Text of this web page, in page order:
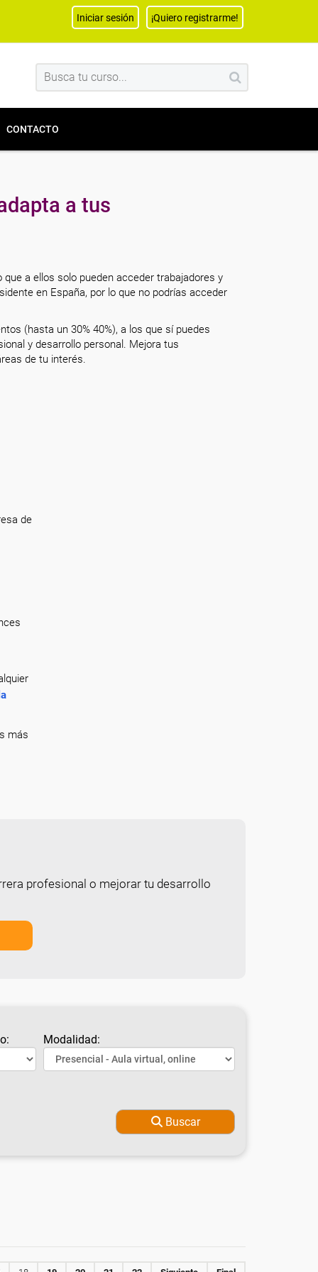
Iniciar sesión ¡Quiero registrarme!
CONTACTO
a tus
a ellos solo pueden acceder trabajadores y
en España, por lo que no podrías acceder
(hasta un 30% 40%), a los que sí puedes
y desarrollo personal. Mejora tus
de tu interés.
de
más
profesional o mejorar tu desarrollo
Modalidad:
Buscar